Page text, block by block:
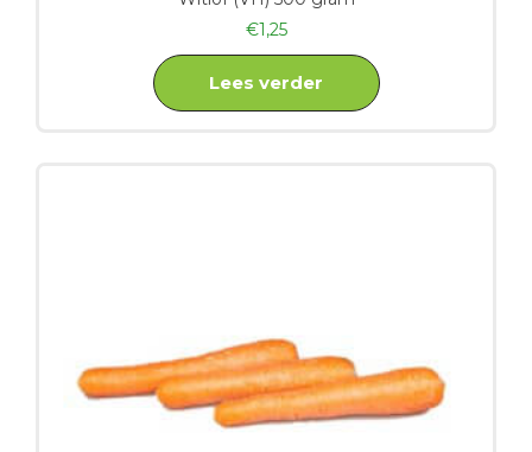
€1,25
Lees verder